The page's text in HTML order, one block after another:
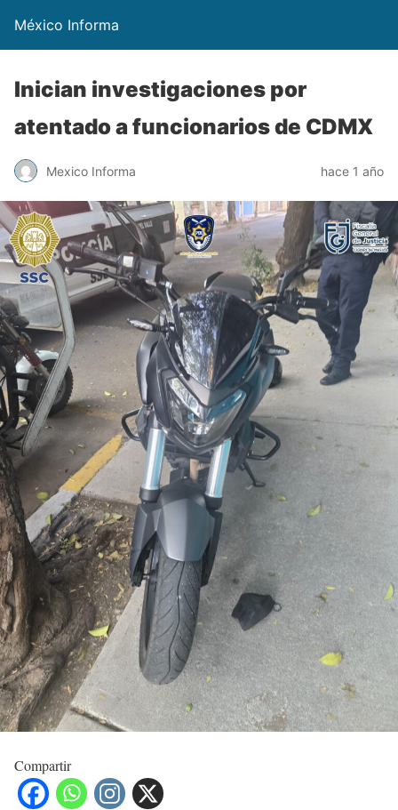
México Informa
Inician investigaciones por
atentado a funcionarios de CDMX
Mexico Informa hace 1 año
Compartir